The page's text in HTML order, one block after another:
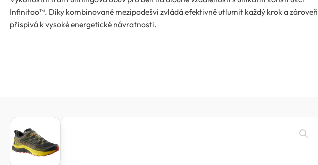
Infinitoo™. Díky kombinované mezipodešvi zvládá efektivně utlumit každý krok a zároveň
přispívá k vysoké energetické návratnosti.